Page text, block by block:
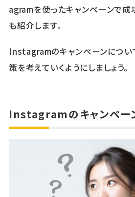
agramを使ったキャンペーンで成
も紹介します。
Instagramのキャンペーンについ
策を考えていくようにしましょう。
Instagramのキャンペー